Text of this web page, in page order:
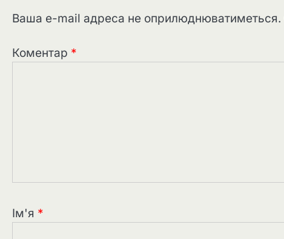
Ваша e-mail адреса не оприлюднюватиметься.
Коментар *
Ім'я *